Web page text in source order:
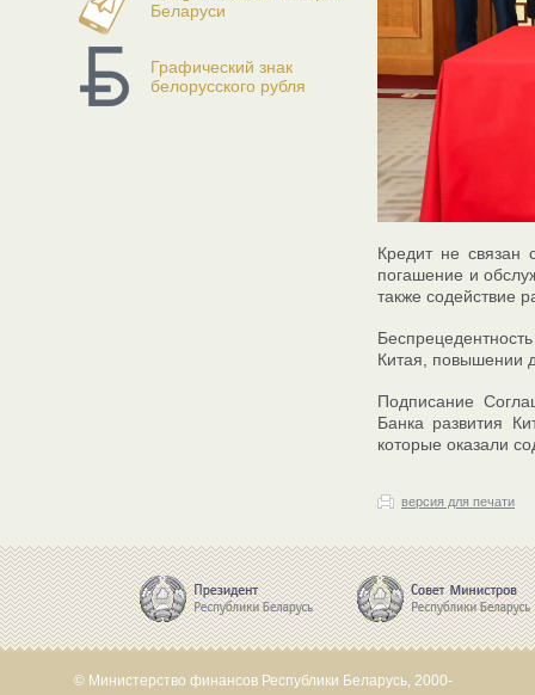
Беларуси
Графический знак
белорусского рубля
Кредит не связан
погашение и
также содействие
Китая, повышении
Подписание
Банка развития
которые оказали
версия для печати
© Министерство финансов Республики Беларусь, 2000-